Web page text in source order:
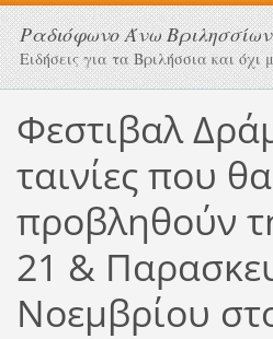
Ραδιόφωνο Άνω Βριλησσίων
Ειδήσεις για τα Βριλήσσια και όχι
Φεστιβαλ
ταινίες που θα
προβληθούν
21 &
Νοεμβρίου